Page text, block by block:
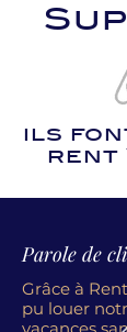
ils
rent
Parole de
Grâce à
pu louer